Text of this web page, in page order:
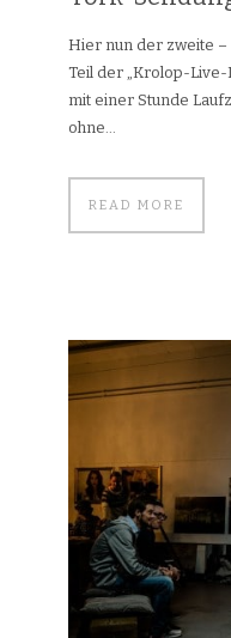
Hier nun der zweite
Teil der „Krolop-
mit einer Stunde
ohne...
READ MORE